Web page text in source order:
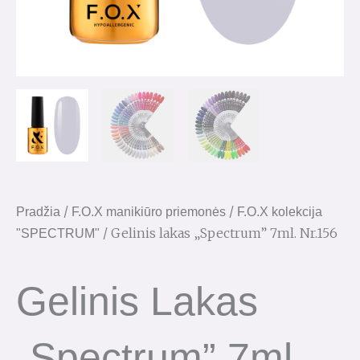
Pradžia / F.O.X manikiūro priemonės / F.O.X kolekcija
"SPECTRUM" / Gelinis lakas „Spectrum” 7ml. Nr.156
Gelinis Lakas